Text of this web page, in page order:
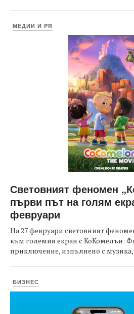
МЕДИИ И PR
Световният феномен
първи път на голям
февруари
На 27 февруари световният
към големия екран с КоКомелън:
приключение, изпълнено с
БИЗНЕС